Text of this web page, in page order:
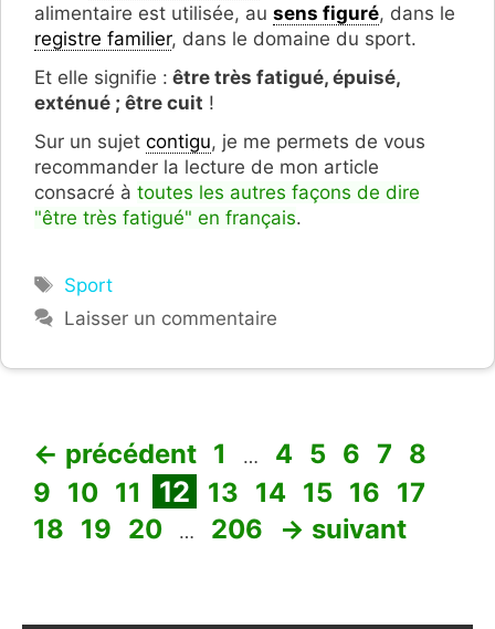
alimentaire est utilisée, au sens figuré, dans le
registre familier, dans le domaine du sport.
Et elle signifie : être très fatigué, épuisé,
exténué ; être cuit !
Sur un sujet contigu, je me permets de vous
recommander la lecture de mon article
consacré à toutes les autres façons de dire
"être très fatigué" en français.
Étiquettes
Sport
Laisser un commentaire
← précédent Page
1 … Page
4 Page
5 Page
6 Page
7 Page
8
9 Page
10 Page
11 Page
12 Page
13 Page
14 Page
15 Page
16 Page
17
18 Page
19 Page
20 … Page
206 → suivant